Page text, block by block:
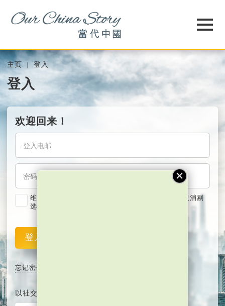
主页 登入
登入
欢迎回来！
维持我的登入状态两星期 (若使用共用电脑，紧记取消剔
选)
登入
忘记密码
以社交媒体平台注册或登入∶